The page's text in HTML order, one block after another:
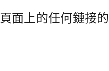
面上的任何鏈接